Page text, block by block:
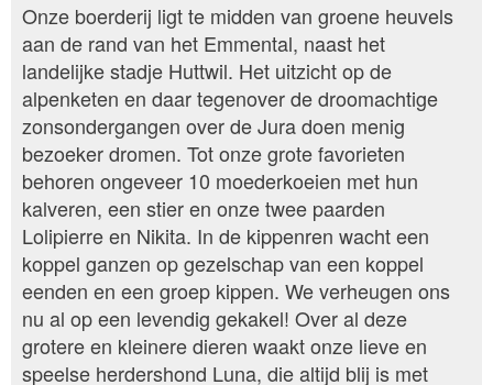
Onze boerderij ligt te midden van groene heuvels
aan de rand van het Emmental, naast het
landelijke stadje Huttwil. Het uitzicht op de
alpenketen en daar tegenover de droomachtige
zonsondergangen over de Jura doen menig
bezoeker dromen. Tot onze grote favorieten
behoren ongeveer 10 moederkoeien met hun
kalveren, een stier en onze twee paarden
Lolipierre en Nikita. In de kippenren wacht een
koppel ganzen op gezelschap van een koppel
eenden en een groep kippen. We verheugen ons
nu al op een levendig gekakel! Over al deze
grotere en kleinere dieren waakt onze lieve en
speelse herdershond Luna, die altijd blij is met